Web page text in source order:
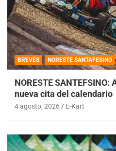
BREVES NORESTE SANTAFESINO
NORESTE
nueva cita del calendario
4 agosto, 2026 E-Kart